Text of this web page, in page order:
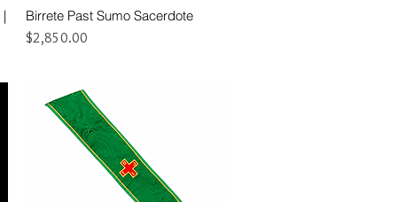
|
Vista rápida
Birrete Past Sumo Sacerdote
Precio
$2,850.00